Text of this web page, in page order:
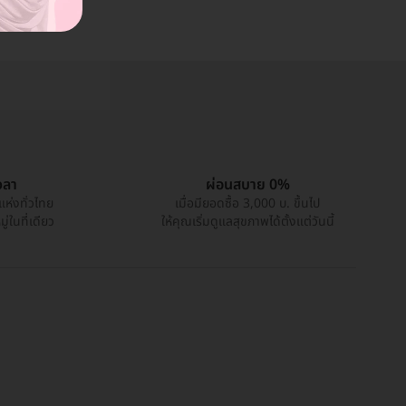
า
งทั่วไทย
ในที่เดียว
ผ่อนสบาย 0%
เมื่อมียอดซื้อ 3,000 บ. ขึ้นไป
ให้คุณเริ่มดูแลสุขภาพได้ตั้งแต่วันนี้